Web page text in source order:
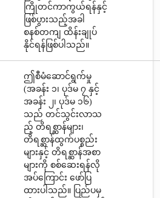
ကြိုတင်ကာကွယ်ရန်နှင့်
ဖြစ်ပွားသည့်အခါ
စနစ်တကျ ထိန်းချုပ်
နိုင်ရန်ဖြစ်ပါသည်။
ဤစီမံဆောင်ရွက်မှု
(အခန်း ၁၊ ပုဒ်မ ၇ နှင့်
အခန်း ၂၊ ပုဒ်မ ၁၆)
သည် တင်သွင်းလာသ
ည့် တိရစ္ဆာန်များ၊
တိရစ္ဆာန်ထွက်ပစ္စည်း
များနှင့် တိရစ္ဆာန်အစာ
များကို စစ်ဆေးရန်လို
အပ်ကြောင်း ဖော်ပြ
ထားပါသည်။ ပြည်ပမှ